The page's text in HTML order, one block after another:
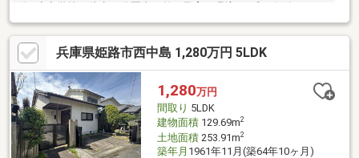
ル電化住宅！●ご家族を近くに感じられる対面キッチンのあるLDK
は約14帖の広さ キッチンは後片付けもラクラクな食器洗乾燥機
付●1階洋和室の窓はシャッター雨戸付●全居室収納付き、たっぷ
りの収納スペースで快適に暮らせそう●南西向きバルコニーと北
側にもベランダがあり通風良好●浴室は空気もこもらずいつもク
リーンな浴室乾燥機付●来客時に便利なモニター付インターホン
が付いています
兵庫県姫路市西中島 1,280万円 5LDK
1,280万円
間取り 5LDK
建物面積129.69m2
土地面積253.91m2
築年月 1961年11月(築64年10ヶ月)